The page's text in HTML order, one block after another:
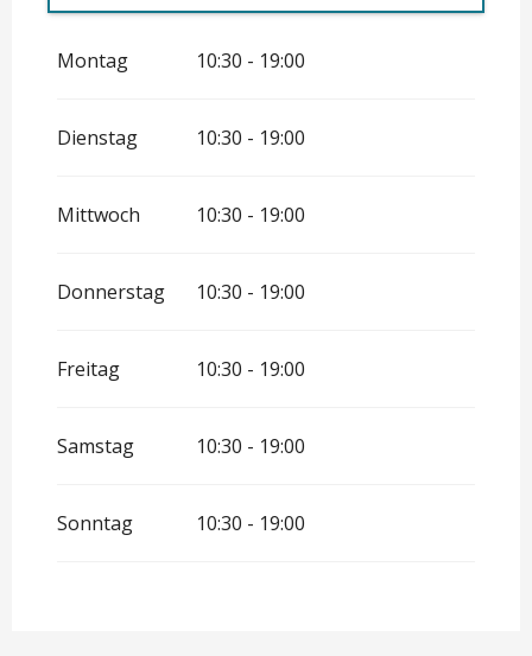
Montag 10:30 - 19:00
Dienstag 10:30 - 19:00
Mittwoch 10:30 - 19:00
Donnerstag 10:30 - 19:00
Freitag 10:30 - 19:00
Samstag 10:30 - 19:00
Sonntag 10:30 - 19:00